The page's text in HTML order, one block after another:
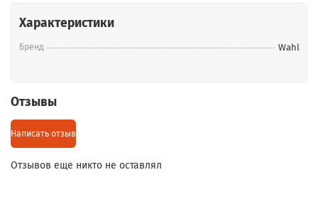
● очищающая салфеточка в комплекте.
Характеристики
Бренд Wahl
Отзывы
Написать отзыв
Отзывов еще никто не оставлял